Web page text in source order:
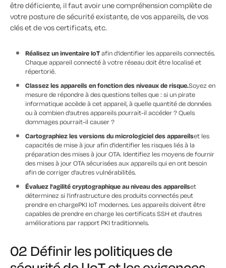
être déficiente, il faut avoir une compréhension complète de
votre posture de sécurité existante, de vos appareils, de vos
clés et de vos certificats, etc.
Réalisez un inventaire IoTafin d'identifier les appareils connectés.
Chaque appareil connecté à votre réseau doit être localisé et
répertorié.
Classez les appareils en fonction des niveaux de risque.Soyez en
mesure de répondre à des questions telles que : si un pirate
informatique accède à cet appareil, à quelle quantité de données
ou à combien d'autres appareils pourrait-il accéder ? Quels
dommages pourrait-il causer ?
Cartographiez les versions du micrologiciel des appareilset les
capacités de mise à jour afin d'identifier les risques liés à la
préparation des mises à jour OTA. Identifiez les moyens de fournir
des mises à jour OTA sécurisées aux appareils qui en ont besoin
afin de corriger d'autres vulnérabilités.
Évaluez l'agilité cryptographique au niveau des appareilset
déterminez si l'infrastructure des produits connectés peut
prendre en chargePKI IoT modernes. Les appareils doivent être
capables de prendre en charge les certificats SSH et d'autres
améliorations par rapport PKI traditionnels.
02 Définir les politiques de